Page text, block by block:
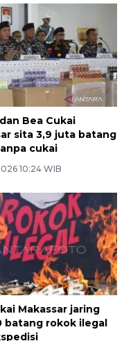
Bea Cukai
sita 3,9 juta batang
cukai
10:24 WIB
Makassar jaring
batang rokok ilegal